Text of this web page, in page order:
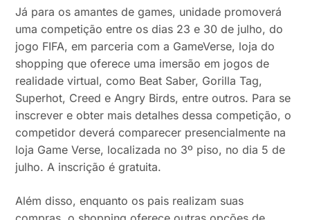
Já para os amantes de games, unidade promoverá
uma competição entre os dias 23 e 30 de julho, do
jogo FIFA, em parceria com a GameVerse, loja do
shopping que oferece uma imersão em jogos de
realidade virtual, como Beat Saber, Gorilla Tag,
Superhot, Creed e Angry Birds, entre outros. Para se
inscrever e obter mais detalhes dessa competição, o
competidor deverá comparecer presencialmente na
loja Game Verse, localizada no 3º piso, no dia 5 de
julho. A inscrição é gratuita.
Além disso, enquanto os pais realizam suas